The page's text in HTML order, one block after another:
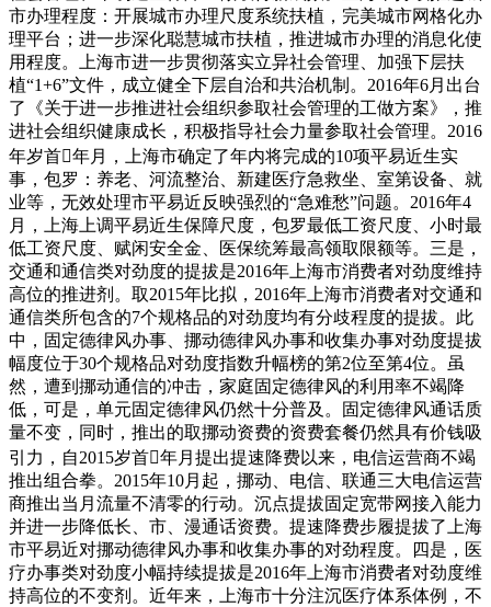
市办理程度：开展城市办理尺度系统扶植，完美城市网格化办
理平台；进一步深化聪慧城市扶植，推进城市办理的消息化使
用程度。上海市进一步贯彻落实立异社会管理、加强下层扶
植“1+6”文件，成立健全下层自治和共治机制。2016年6月出台
了《关于进一步推进社会组织参取社会管理的工做方案》，推
进社会组织健康成长，积极指导社会力量参取社会管理。2016
年岁首年月，上海市确定了年内将完成的10项平易近生实
事，包罗：养老、河流整治、新建医疗急救坐、室第设备、就
业等，无效处理市平易近反映强烈的“急难愁”问题。2016年4
月，上海上调平易近生保障尺度，包罗最低工资尺度、小时最
低工资尺度、赋闲安全金、医保统筹最高领取限额等。三是，
交通和通信类对劲度的提拔是2016年上海市消费者对劲度维持
高位的推进剂。取2015年比拟，2016年上海市消费者对交通和
通信类所包含的7个规格品的对劲度均有分歧程度的提拔。此
中，固定德律风办事、挪动德律风办事和收集办事对劲度提拔
幅度位于30个规格品对劲度指数升幅榜的第2位至第4位。虽
然，遭到挪动通信的冲击，家庭固定德律风的利用率不竭降
低，可是，单元固定德律风仍然十分普及。固定德律风通话质
量不变，同时，推出的取挪动资费的资费套餐仍然具有价钱吸
引力，自2015岁首年月提出提速降费以来，电信运营商不竭
推出组合拳。2015年10月起，挪动、电信、联通三大电信运营
商推出当月流量不清零的行动。沉点提拔固定宽带网接入能力
并进一步降低长、市、漫通话资费。提速降费步履提拔了上海
市平易近对挪动德律风办事和收集办事的对劲程度。四是，医
疗办事类对劲度小幅持续提拔是2016年上海市消费者对劲度维
持高位的不变剂。近年来，上海市十分注沉医疗体系体例，不